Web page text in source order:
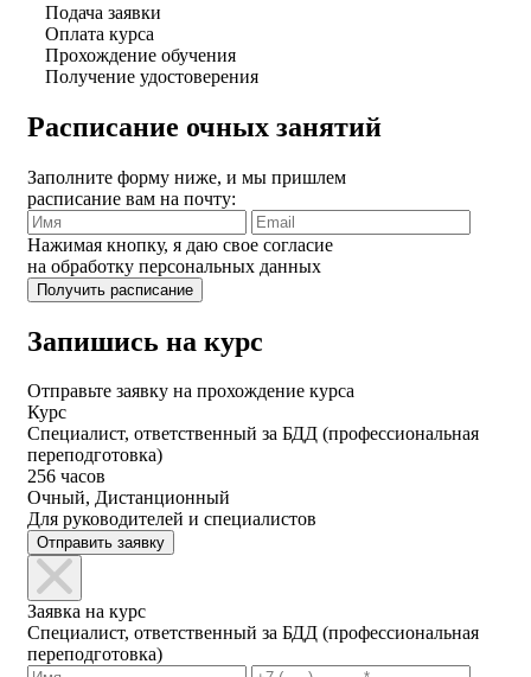
Подача заявки
Оплата курса
Прохождение обучения
Получение удостоверения
Расписание очных занятий
Заполните форму ниже, и мы пришлем
расписание вам на почту:
Нажимая кнопку, я даю свое согласие
на обработку персональных данных
Запишись на курс
Отправьте заявку на прохождение курса
Курс
Специалист, ответственный за БДД (профессиональная
переподготовка)
256 часов
Очный, Дистанционный
Для руководителей и специалистов
Отправить заявку
Заявка на курс
Специалист, ответственный за БДД (профессиональная
переподготовка)